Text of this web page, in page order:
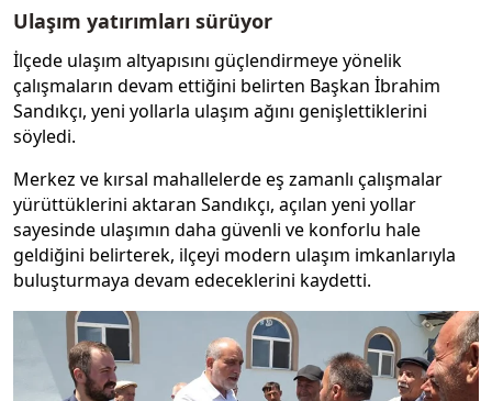
Ulaşım yatırımları sürüyor
İlçede ulaşım altyapısını güçlendirmeye yönelik
çalışmaların devam ettiğini belirten Başkan İbrahim
Sandıkçı, yeni yollarla ulaşım ağını genişlettiklerini
söyledi.
Merkez ve kırsal mahallelerde eş zamanlı çalışmalar
yürüttüklerini aktaran Sandıkçı, açılan yeni yollar
sayesinde ulaşımın daha güvenli ve konforlu hale
geldiğini belirterek, ilçeyi modern ulaşım imkanlarıyla
buluşturmaya devam edeceklerini kaydetti.